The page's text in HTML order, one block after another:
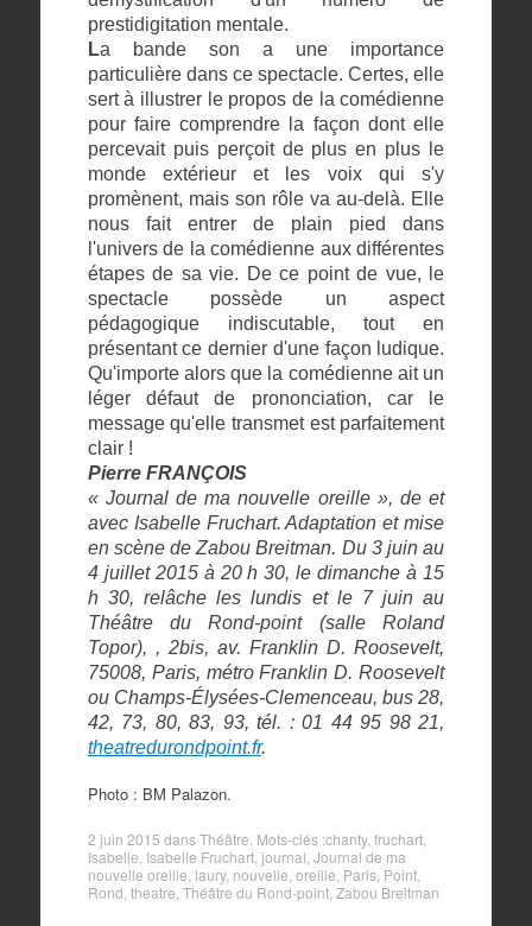
prestidigitation mentale.
La bande son a une importance
particulière dans ce spectacle. Certes, elle
sert à illustrer le propos de la comédienne
pour faire comprendre la façon dont elle
percevait puis perçoit de plus en plus le
monde extérieur et les voix qui s'y
promènent, mais son rôle va au-delà. Elle
nous fait entrer de plain pied dans
l'univers de la comédienne aux différentes
étapes de sa vie. De ce point de vue, le
spectacle possède un aspect
pédagogique indiscutable, tout en
présentant ce dernier d'une façon ludique.
Qu'importe alors que la comédienne ait un
léger défaut de prononciation, car le
message qu'elle transmet est parfaitement
clair !
Pierre FRANÇOIS
« Journal de ma nouvelle oreille », de et
avec Isabelle Fruchart. Adaptation et mise
en scène de Zabou Breitman. Du 3 juin au
4 juillet 2015 à 20 h 30, le dimanche à 15
h 30, relâche les lundis et le 7 juin au
Théâtre du Rond-point (salle Roland
Topor), , 2bis, av. Franklin D. Roosevelt,
75008, Paris, métro Franklin D. Roosevelt
ou Champs-Élysées-Clemenceau, bus 28,
42, 73, 80, 83, 93, tél. : 01 44 95 98 21,
theatredurondpoint.fr.
Photo : BM Palazon.
2 juin 2015 dansThéâtre . Mots-clés :chanty, fruchart,
Isabelle Isabelle Fruchart, journal Journal de ma
nouvelle oreille laury, nouvelle oreille Paris, Point,
Rond theatre Théâtre du Rond-point, Zabou Breitman